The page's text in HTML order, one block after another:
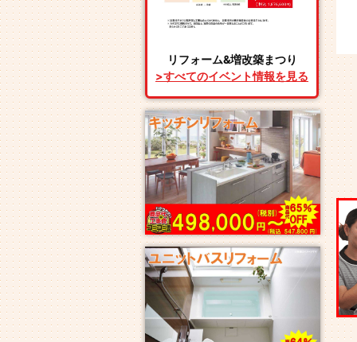
リフォーム&増改築まつり
>すべてのイベント情報を見る